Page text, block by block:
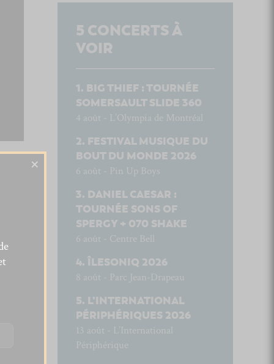
5 CONCERTS À
VOIR
BIG THIEF : TOURNÉE
SOMERSAULT SLIDE 360
4 août - L’Olympia de Montréal
FESTIVAL MUSIQUE DU
BOUT DU MONDE 2026
6 août - Pin Up Boys
DANIEL CAESAR :
TOURNÉE SONS OF
SPERGY + 070 SHAKE
6 août - Centre Bell
ÎLESONIQ 2026
8 août - Parc Jean-Drapeau
L’INTERNATIONAL
PÉRIPHÉRIQUES 2026
13 août - L’International
Périphérique
×